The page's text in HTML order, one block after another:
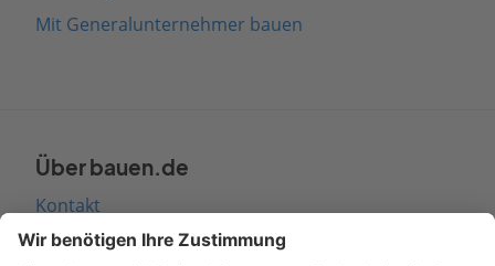
Mit Generalunternehmer bauen
Über bauen.de
Kontakt
Seitenaufbau